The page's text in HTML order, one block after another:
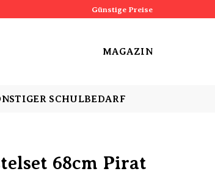
Günstige Preise
MAGAZIN
SCHULBEDARF
68cm Pirat